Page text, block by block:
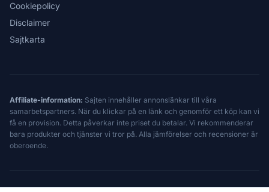
Cookiepolicy
Disclaimer
Sajtkarta
Affiliate-information: Sajten innehåller annonslänkar till våra
samarbetspartners. När du klickar på en länk och genomför ett köp kan vi
få en provision. Detta påverkar inte priset du betalar. Vi rekommenderar
bara produkter och tjänster vi tror på. Alla jämförelser och recensioner är
oberoende.